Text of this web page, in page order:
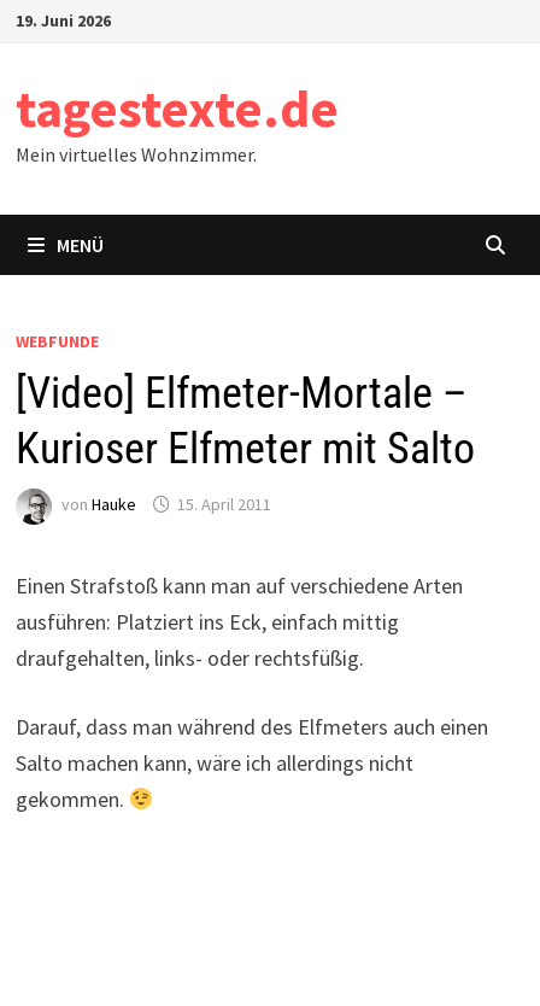
Zum19. Juni 2026
tagestexte.de
Mein virtuelles Wohnzimmer.
MENÜ
WEBFUNDE
[Video] Elfmeter-Mortale –
Kurioser Elfmeter mit Salto
von Hauke 15. April 2011
Einen Strafstoß kann man auf verschiedene Arten
ausführen: Platziert ins Eck, einfach mittig
draufgehalten, links- oder rechtsfüßig.
Darauf, dass man während des Elfmeters auch einen
Salto machen kann, wäre ich allerdings nicht
gekommen.